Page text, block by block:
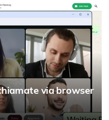
via browser